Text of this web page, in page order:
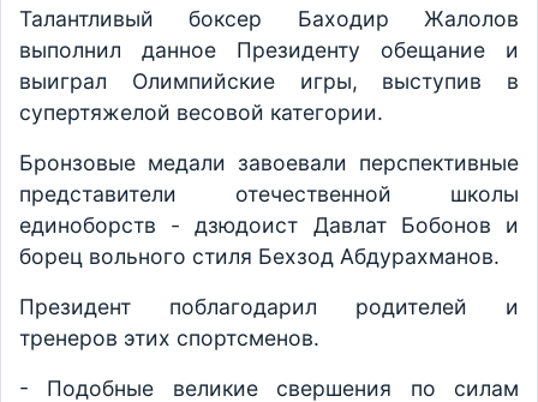
Талантливый боксер Баходир Жалолов
выполнил данное Президенту обещание и
выиграл Олимпийские игры, выступив в
супертяжелой весовой категории.
Бронзовые медали завоевали перспективные
представители отечественной школы
единоборств - дзюдоист Давлат Бобонов и
борец вольного стиля Бехзод Абдурахманов.
Президент поблагодарил родителей и
тренеров этих спортсменов.
- Подобные великие свершения по силам